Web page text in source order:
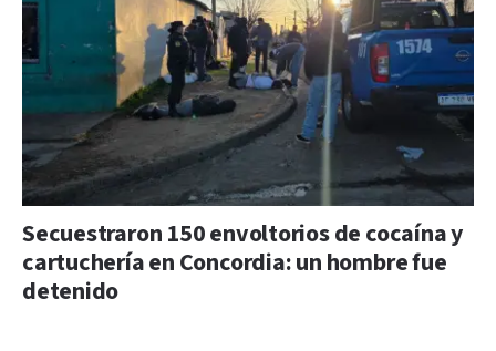
Secuestraron 150 envoltorios de cocaína y
cartuchería en Concordia: un hombre fue
detenido